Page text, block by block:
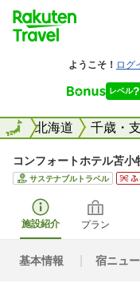
全国北海道 千歳・
全国
コンフォートホテル苫小
サステナブルトラベル
施設紹介 プラン
基本情報 宿ニュ